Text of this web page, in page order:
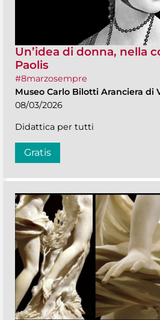
Un’idea di donna, nella
Paolis
#8marzosempre
Museo Carlo Bilotti Aranciera di
08/03/2026
Didattica per tutti
Gratis